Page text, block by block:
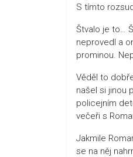
S tímto
Štvalo je to…
neprovedl a
prominou.
Věděl to
našel si jinou
policejním
večeři s
Jakmile
se na něj